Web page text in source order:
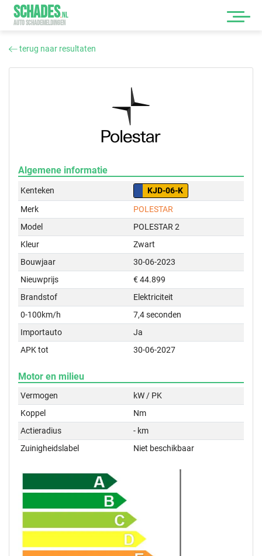
SCHADES.NL
AUTO SCHADEMELDINGEN
terug naar resultaten
Algemene informatie
Kenteken
KJD-06-K
Merk
POLESTAR
Model
POLESTAR 2
Kleur
Zwart
Bouwjaar
30-06-2023
Nieuwprijs
€ 44.899
Brandstof
Elektriciteit
0-100km/h
7,4 seconden
Importauto
Ja
APK tot
30-06-2027
Motor en milieu
Vermogen
kW / PK
Koppel
Nm
Actieradius
- km
Zuinigheidslabel
Niet beschikbaar